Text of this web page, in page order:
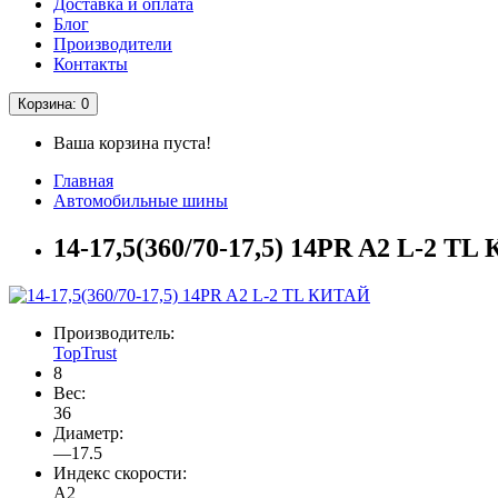
Доставка и оплата
Блог
Производители
Контакты
Корзина: 0
Ваша корзина пуста!
Главная
Автомобильные шины
14-17,5(360/70-17,5) 14PR A2 L-2
Производитель:
TopTrust
8
Вес:
36
Диаметр:
—17.5
Индекс скорости:
A2